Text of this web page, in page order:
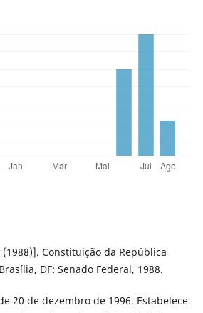
(1988)]. Constituição da República
DF: Senado Federal, 1988.
20 de dezembro de 1996. Estabelece